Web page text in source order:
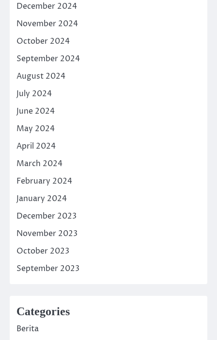
December 2024
November 2024
October 2024
September 2024
August 2024
July 2024
June 2024
May 2024
April 2024
March 2024
February 2024
January 2024
December 2023
November 2023
October 2023
September 2023
Categories
Berita